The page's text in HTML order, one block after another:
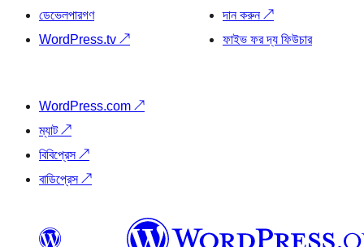
ডেভেলপারগণ
WordPress.tv ↗
দান করুন↗
ফাইভ ফর দ্য ফিউচার
WordPress.com ↗
ম্যাট↗
বিবিপ্রেস↗
বাডিপ্রেস↗